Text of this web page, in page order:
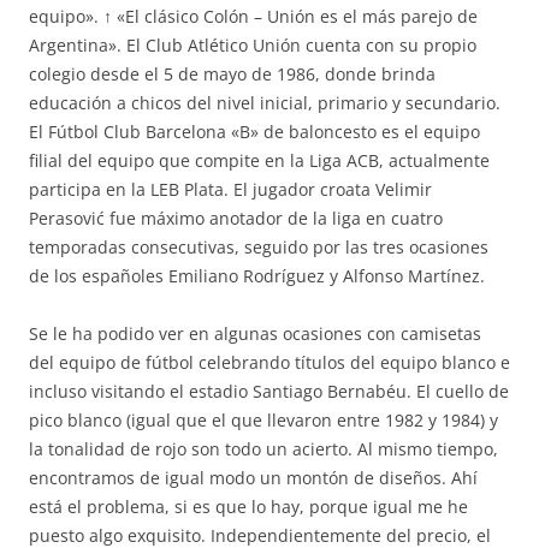
equipo». ↑ «El clásico Colón – Unión es el más parejo de
Argentina». El Club Atlético Unión cuenta con su propio
colegio desde el 5 de mayo de 1986, donde brinda
educación a chicos del nivel inicial, primario y secundario.
El Fútbol Club Barcelona «B» de baloncesto es el equipo
filial del equipo que compite en la Liga ACB, actualmente
participa en la LEB Plata. El jugador croata Velimir
Perasović fue máximo anotador de la liga en cuatro
temporadas consecutivas, seguido por las tres ocasiones
de los españoles Emiliano Rodríguez y Alfonso Martínez.
Se le ha podido ver en algunas ocasiones con camisetas
del equipo de fútbol celebrando títulos del equipo blanco e
incluso visitando el estadio Santiago Bernabéu. El cuello de
pico blanco (igual que el que llevaron entre 1982 y 1984) y
la tonalidad de rojo son todo un acierto. Al mismo tiempo,
encontramos de igual modo un montón de diseños. Ahí
está el problema, si es que lo hay, porque igual me he
puesto algo exquisito. Independientemente del precio, el